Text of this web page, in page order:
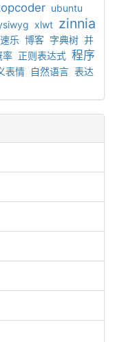
ubuntu
xlwt zinnia
乐 博客 字典树 并
率 正则表达式 程序
表情 自然语言 表达